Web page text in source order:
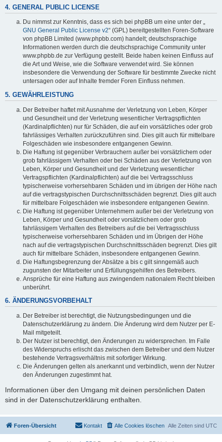
4. GENERAL PUBLIC LICENSE
Du nimmst zur Kenntnis, dass es sich bei phpBB um eine unter der „
GNU General Public License v2“ (GPL) bereitgestellten Foren-Software
von phpBB Limited (www.phpbb.com) handelt; deutschsprachige
Informationen werden durch die deutschsprachige Community unter
www.phpbb.de zur Verfügung gestellt. Beide haben keinen Einfluss auf
die Art und Weise, wie die Software verwendet wird. Sie können
insbesondere die Verwendung der Software für bestimmte Zwecke nicht
untersagen oder auf Inhalte fremder Foren Einfluss nehmen.
5. GEWÄHRLEISTUNG
Der Betreiber haftet mit Ausnahme der Verletzung von Leben, Körper
und Gesundheit und der Verletzung wesentlicher Vertragspflichten
(Kardinalpflichten) nur für Schäden, die auf ein vorsätzliches oder grob
fahrlässiges Verhalten zurückzuführen sind. Dies gilt auch für mittelbare
Folgeschäden wie insbesondere entgangenen Gewinn.
Die Haftung ist gegenüber Verbrauchern außer bei vorsätzlichem oder
grob fahrlässigem Verhalten oder bei Schäden aus der Verletzung von
Leben, Körper und Gesundheit und der Verletzung wesentlicher
Vertragspflichten (Kardinalpflichten) auf die bei Vertragsschluss
typischerweise vorhersehbaren Schäden und im übrigen der Höhe nach
auf die vertragstypischen Durchschnittsschäden begrenzt. Dies gilt auch
für mittelbare Folgeschäden wie insbesondere entgangenen Gewinn.
Die Haftung ist gegenüber Unternehmern außer bei der Verletzung von
Leben, Körper und Gesundheit oder vorsätzlichem oder grob
fahrlässigem Verhalten des Betreibers auf die bei Vertragsschluss
typischerweise vorhersehbaren Schäden und im Übrigen der Höhe
nach auf die vertragstypischen Durchschnittsschäden begrenzt. Dies gilt
auch für mittelbare Schäden, insbesondere entgangenen Gewinn.
Die Haftungsbegrenzung der Absätze a bis c gilt sinngemäß auch
zugunsten der Mitarbeiter und Erfüllungsgehilfen des Betreibers.
Ansprüche für eine Haftung aus zwingendem nationalem Recht bleiben
unberührt.
6. ÄNDERUNGSVORBEHALT
Der Betreiber ist berechtigt, die Nutzungsbedingungen und die
Datenschutzerklärung zu ändern. Die Änderung wird dem Nutzer per E-
Mail mitgeteilt.
Der Nutzer ist berechtigt, den Änderungen zu widersprechen. Im Falle
des Widerspruchs erlischt das zwischen dem Betreiber und dem Nutzer
bestehende Vertragsverhältnis mit sofortiger Wirkung.
Die Änderungen gelten als anerkannt und verbindlich, wenn der Nutzer
den Änderungen zugestimmt hat.
Informationen über den Umgang mit deinen persönlichen Daten
sind in der Datenschutzerklärung enthalten.
Foren-Übersicht Alle Zeiten sind UTC
Alle Cookies löschen
Kontakt